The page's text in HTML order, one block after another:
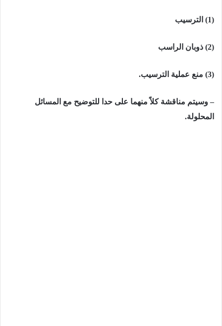
(1) الترسيب
(2) ذوبان الراسب
(3) منع عملية الترسيب.
– وسيتم مناقشة كلاً منهما على حدا للتوضيح مع المسائل
المحلولة.